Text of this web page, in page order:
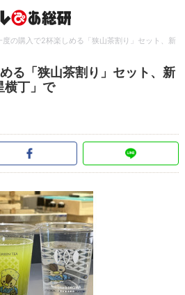
度の購入で2杯楽しめる「狭山茶割り」セット、新
る「狭山茶割り」セット、新
横丁」で